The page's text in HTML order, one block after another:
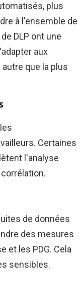
plus
à l'ensemble de
DLP ont une
aux
que la plus
Certaines
l'analyse
de données
des mesures
et les PDG. Cela
sensibles.